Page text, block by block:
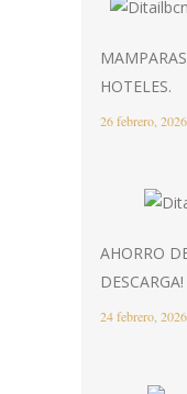
HOTELES.
26 febrero, 2026
AHORRO
DESCARGA!
24 febrero, 2026